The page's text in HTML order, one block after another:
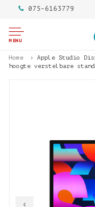
075-6163779
MENU
Home
Apple Studio
hoogte verstelbare